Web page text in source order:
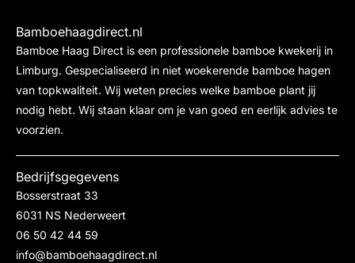
Bamboehaagdirect.nl
Bamboe Haag Direct is een professionele bamboe kwekerij in
Limburg. Gespecialiseerd in niet woekerende bamboe hagen
van topkwaliteit. Wij weten precies welke bamboe plant jij
nodig hebt. Wij staan klaar om je van goed en eerlijk advies te
voorzien.
Bedrijfsgegevens
Bosserstraat 33
6031 NS Nederweert
06 50 42 44 59
info@bamboehaagdirect.nl